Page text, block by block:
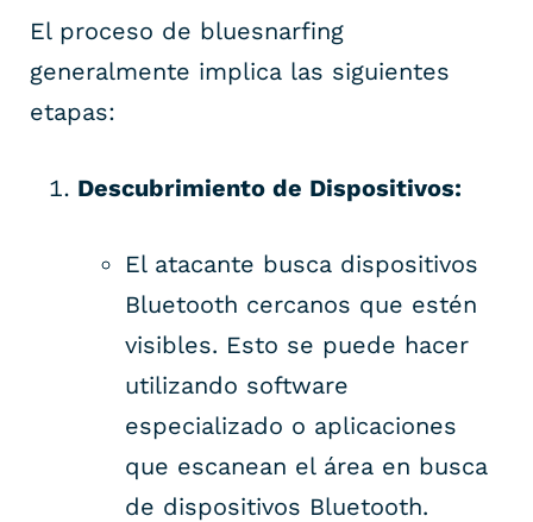
El proceso de bluesnarfing
generalmente implica las siguientes
etapas:
Descubrimiento de Dispositivos:
El atacante busca dispositivos
Bluetooth cercanos que estén
visibles. Esto se puede hacer
utilizando software
especializado o aplicaciones
que escanean el área en busca
de dispositivos Bluetooth.